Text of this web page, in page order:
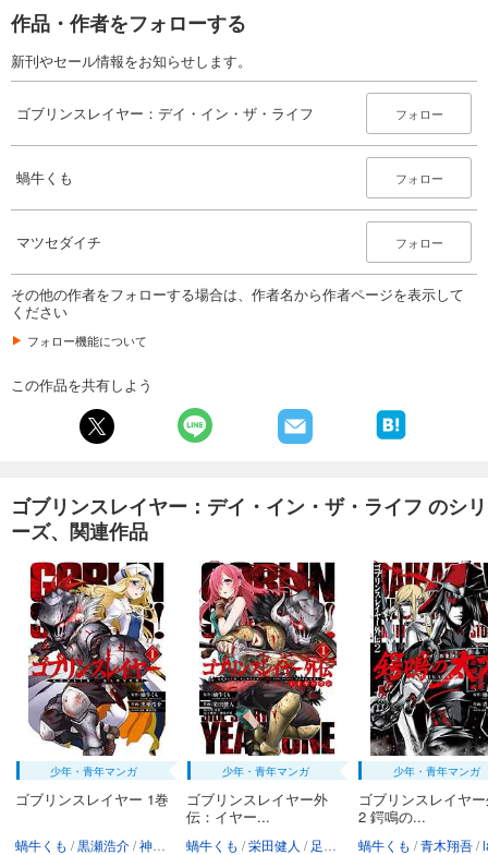
作品・作者をフォローする
新刊やセール情報をお知らせします。
ゴブリンスレイヤー：デイ・イン・ザ・ライフ フォロー
蝸牛くも フォロー
マツセダイチ フォロー
その他の作者をフォローする場合は、作者名から作者ページを表示して
ください
フォロー機能について
この作品を共有しよう
ゴブリンスレイヤー：デイ・イン・ザ・ライフ のシリ
ーズ、関連作品
少年・青年マンガ
ゴブリンスレイヤー 1巻
蝸牛くも 黒瀬浩介 神奈月昇
少年・青年マンガ
ゴブリンスレイヤー外
伝：イヤー...
蝸牛くも 栄田健人 足立慎吾・神奈月昇
少年・青年マンガ
ゴブリンスレイヤ
2 鍔鳴の...
蝸牛くも 青木翔吾